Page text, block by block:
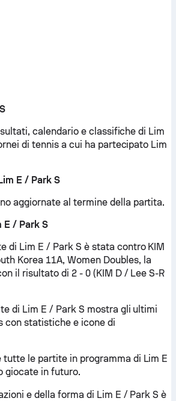
calendario e classifiche di Lim
di tennis a cui ha partecipato Lim
E / Park S
aggiornate al termine della partita.
E / Park S
di Lim E / Park S è stata contro KIM
Korea 11A, Women Doubles, la
il risultato di 2 - 0 (KIM D / Lee S-R
di Lim E / Park S mostra gli ultimi
con statistiche e icone di
tutte le partite in programma di Lim E
giocate in futuro.
e della forma di Lim E / Park S è